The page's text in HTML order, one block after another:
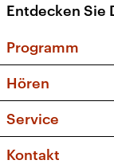
Entdecken Sie
Programm
Musikliste
Kakadu –
Hören
Service
FAQ
Kontakt